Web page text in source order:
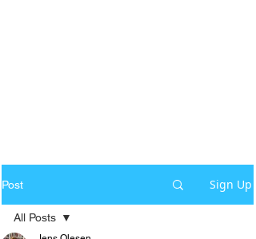
Post Sign Up
All Posts